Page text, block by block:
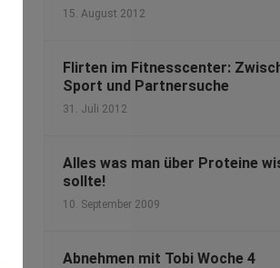
15. August 2012
Flirten im Fitnesscenter:
Sport und Partnersuche
31. Juli 2012
Alles was man über Proteine
sollte!
10. September 2009
Abnehmen mit Tobi Woche 4